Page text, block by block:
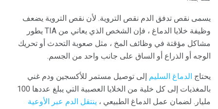
يسمى نقص تدفق الدم نقص التروية. لأن نقص التروية يضعف
وظيفة خلايا الدماغ ، فإن الشخص الذي يعاني من TIA يطور
مشاكل مؤقتة في وظائف المخ ، مثل صعوبة التحدث أو تحريك
الوجه أو الذراع أو الساق على جانب واحد من الجسم.
يحتاج الدماغ السليم إلى توصيل مستمر للأكسجين ودم غني
بالمغذيات إلى كل خلية من الخلايا العصبية التي يبلغ عددها 100
مليار. لضمان عمل الدماغ الطبيعي ، ينتقل الدم عبر الأوعية